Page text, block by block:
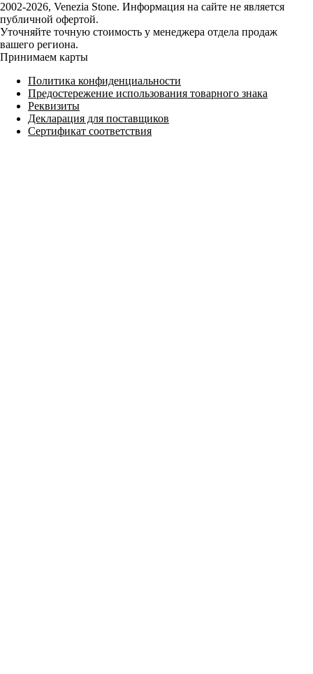
2002-2026, Venezia Stone. Информация на сайте не является
публичной офертой.
Уточняйте точную стоимость у менеджера отдела продаж
вашего региона.
Принимаем карты
Политика конфиденциальности
Предостережение использования товарного знака
Реквизиты
Декларация для поставщиков
Сертификат соответствия